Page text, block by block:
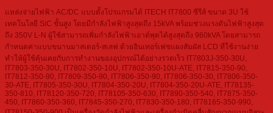
แหล่งจ่ายไฟฟ้า AC/DC แบบตั้งโปรแกรมได้ ITECH IT7800 ซีรีส์ ขนาด 3U ใช้
เทคโนโลยี SiC ขั้นสูง โดยมีกำลังไฟฟ้าสูงสุดถึง 15kVA พร้อมช่วงแรงดันไฟฟ้าสูงสุด
ถึง 350V L-N ผู้ใช้สามารถเพิ่มกำลังไฟฟ้าเอาต์พุตได้สูงสุดถึง 960kVA โดยสามารถ
กำหนดค่าแบบขนานมาสเตอร์-สเลฟ ด้วยอินเทอร์เฟซแผงสัมผัส LCD ที่ใช้งานง่าย
ทำให้ผู้ใช้คุ้นเคยกับการทำงานของอุปกรณ์ได้อย่างรวดเร็ว IT7803J-350-30U,
IT7803-350-30U, IT7802-350-10U, IT7802-350-10U-ATE, IT7815-350-90,
IT7812-350-90, IT7809-350-90, IT7806-350-90, IT7806-350-30, IT7806-350-
30-ATE, IT7805-350-30U, IT7804-350-20U, IT7804-350-20U-ATE, IT78135-
350-810, IT78120-350-720, IT78105-350-630, IT7890-350-540, IT7875-350-
450, IT7860-350-360, IT7845-350-270, IT7830-350-180, IT78165-350-990,